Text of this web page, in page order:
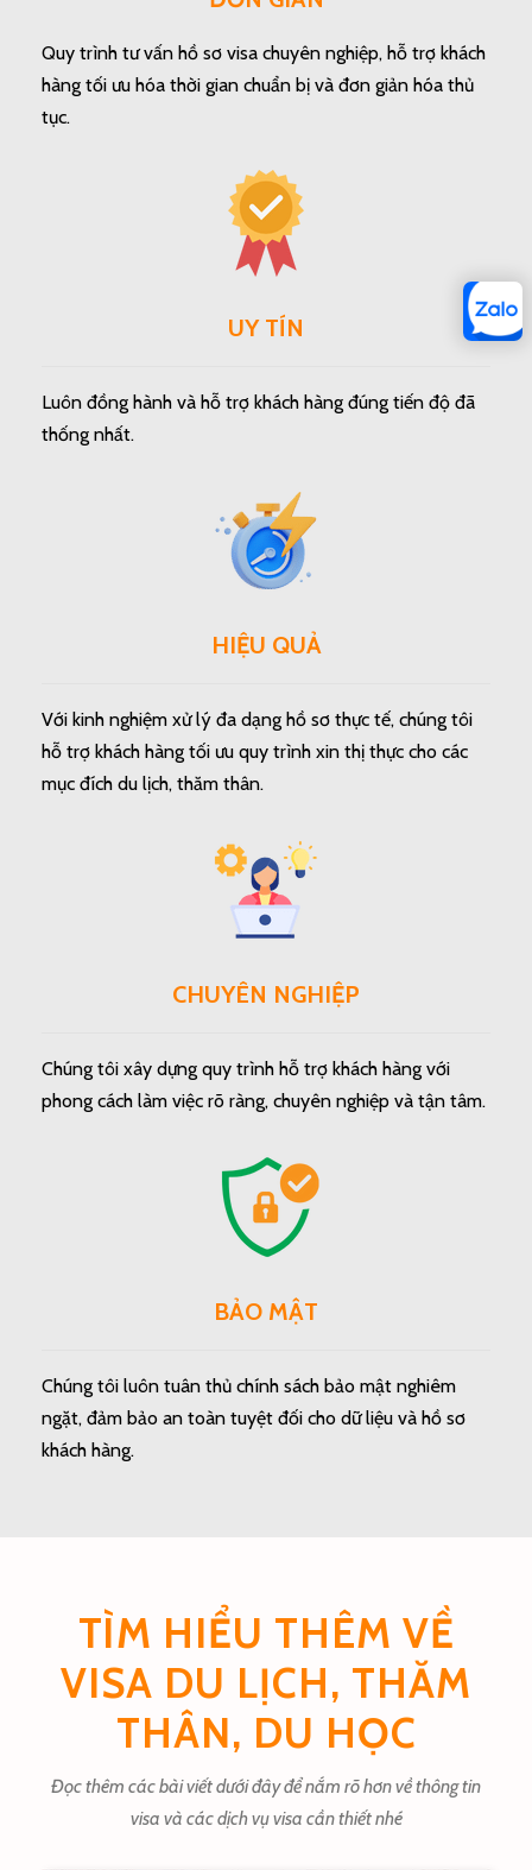
Quy trình tư vấn hồ sơ visa chuyên nghiệp, hỗ trợ khách
hàng tối ưu hóa thời gian chuẩn bị và đơn giản hóa thủ
tục.
UY TÍN
Luôn đồng hành và hỗ trợ khách hàng đúng tiến độ đã
thống nhất.
HIỆU QUẢ
Với kinh nghiệm xử lý đa dạng hồ sơ thực tế, chúng tôi
hỗ trợ khách hàng tối ưu quy trình xin thị thực cho các
mục đích du lịch, thăm thân.
CHUYÊN NGHIỆP
Chúng tôi xây dựng quy trình hỗ trợ khách hàng với
phong cách làm việc rõ ràng, chuyên nghiệp và tận tâm.
BẢO MẬT
Chúng tôi luôn tuân thủ chính sách bảo mật nghiêm
ngặt, đảm bảo an toàn tuyệt đối cho dữ liệu và hồ sơ
khách hàng.
TÌM HIỂU THÊM VỀ
VISA DU LỊCH, THĂM
THÂN, DU HỌC
Đọc thêm các bài viết dưới đây để nắm rõ hơn về thông tin
visa và các dịch vụ visa cần thiết nhé